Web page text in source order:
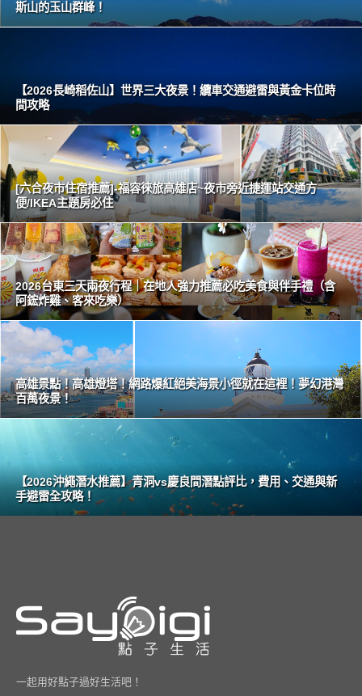
斯山的玉山群峰！
【2026長崎稻佐山】世界三大夜景！纜車交通避雷與黃金卡位時
間攻略
[六合夜市住宿推薦]-福容徠旅高雄店~夜市旁近捷運站交通方
便/IKEA主題房必住
2026台東三天兩夜行程｜在地人強力推薦必吃美食與伴手禮（含
阿鋐炸雞、客來吃樂）
高雄景點！高雄燈塔！網路爆紅絕美海景小徑就在這裡！夢幻港灣
百萬夜景！
【2026沖繩潛水推薦】青洞vs慶良間潛點評比，費用、交通與新
手避雷全攻略！
一起用好點子過好生活吧！